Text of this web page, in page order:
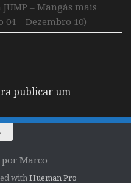
– Mangás mais
04 – Dezembro 10)
publicar um
Marco
with Hueman Pro